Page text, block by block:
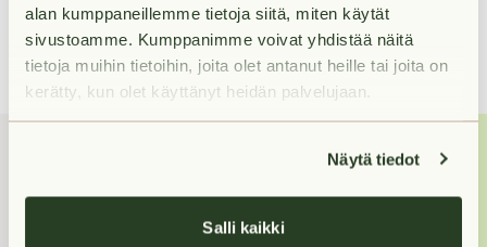
alan kumppaneillemme tietoja siitä, miten käytät
sivustoamme. Kumppanimme voivat yhdistää näitä
tietoja muihin tietoihin, joita olet antanut heille tai joita on
kerätty, kun olet käyttänyt heidän palvelujaan.
Näytä tiedot
Salli kaikki
Miten voin
auttaa?